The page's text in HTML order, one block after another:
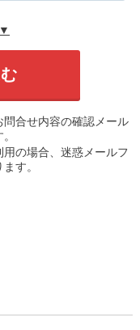
合せ内容の確認メール
の場合、迷惑メールフ
す。